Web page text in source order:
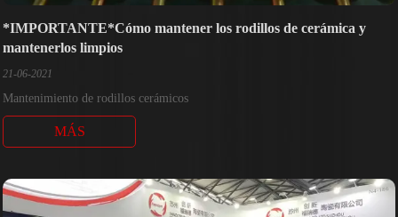
*IMPORTANTE*Cómo mantener los rodillos de cerámica y
mantenerlos limpios
21-06-2021
Mantenimiento de rodillos cerámicos
MÁS